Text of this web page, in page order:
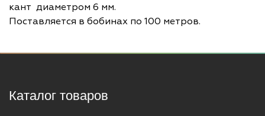
кант диаметром 6 мм.
Поставляется в бобинах по 100 метров.
Каталог товаров